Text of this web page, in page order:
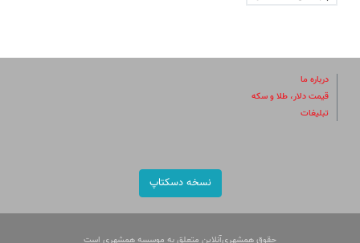
درباره ما
قیمت دلار، طلا و سکه
تبلیغات
نسخه دسکتاپ